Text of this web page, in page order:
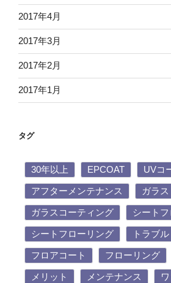
2017年4月
2017年3月
2017年2月
2017年1月
タグ
30年以上 EPCOAT UVコ
アフターメンテナンス ガラス
ガラスコーティング シートフ
シートフローリング トラブル
フロアコート フローリング
メリット メンテナンス